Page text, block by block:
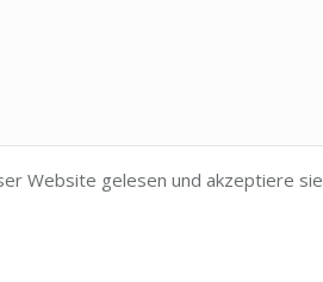
Website gelesen und akzeptiere sie